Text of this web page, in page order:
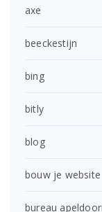
axe
beeckestijn
bing
bitly
blog
bouw je website
bureau